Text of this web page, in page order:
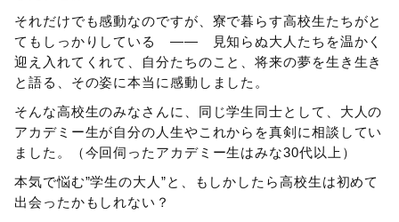
それだけでも感動なのですが、寮で暮らす高校生たちがと
てもしっかりしている ―― 見知らぬ大人たちを温かく
迎え入れてくれて、自分たちのこと、将来の夢を生き生き
と語る、その姿に本当に感動しました。
そんな高校生のみなさんに、同じ学生同士として、大人の
アカデミー生が自分の人生やこれからを真剣に相談してい
ました。（今回伺ったアカデミー生はみな30代以上）
本気で悩む”学生の大人”と、もしかしたら高校生は初めて
出会ったかもしれない？